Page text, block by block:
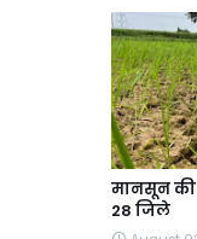
मानसून
28 जिले